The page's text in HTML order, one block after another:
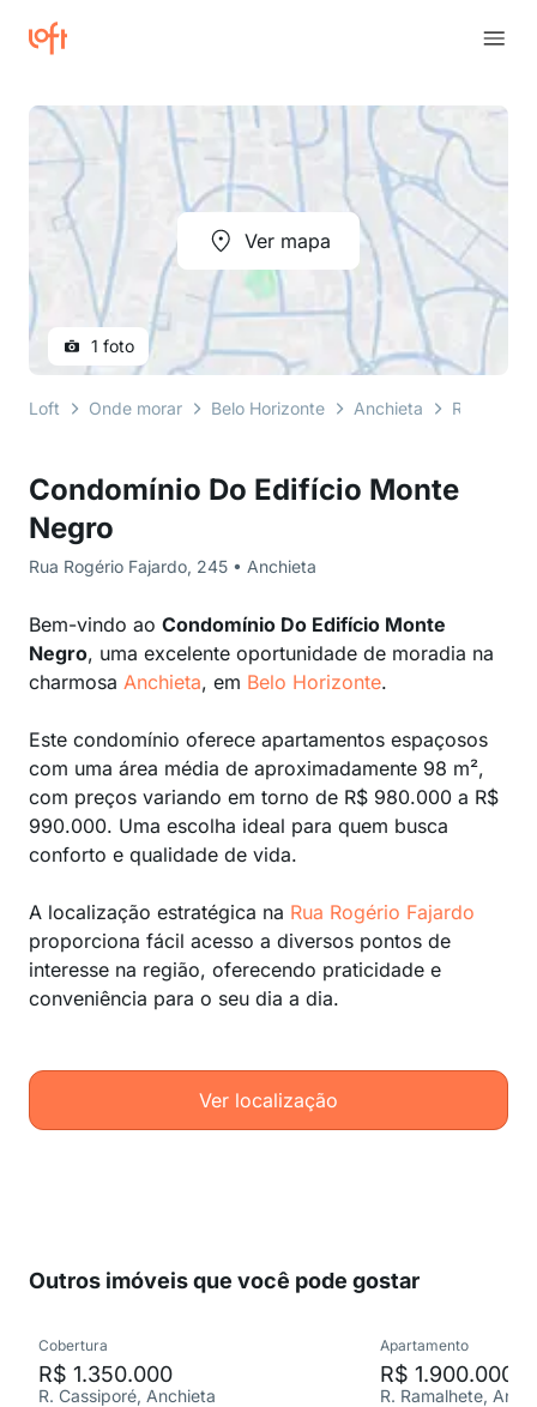
Condomínio Do Edifício Monte
Negro
Rua Rogério Fajardo, 245 • Anchieta
Bem-vindo ao Condomínio Do Edifício Monte
Negro, uma excelente oportunidade de moradia na
charmosa Anchieta, em Belo Horizonte.
Este condomínio oferece apartamentos espaçosos
com uma área média de aproximadamente 98 m²,
com preços variando em torno de R$ 980.000 a R$
990.000. Uma escolha ideal para quem busca
conforto e qualidade de vida.
A localização estratégica na Rua Rogério Fajardo
proporciona fácil acesso a diversos pontos de
interesse na região, oferecendo praticidade e
conveniência para o seu dia a dia.
Ver localização
Ver mapa
1 foto
Loft Onde morar Belo Horizonte Anchieta Rua
Outros imóveis que você pode gostar
Cobertura
R$ 1.350.000
R. Cassiporé, Anchieta
Apartamento
R$ 1.900.000
R. Ramalhete,